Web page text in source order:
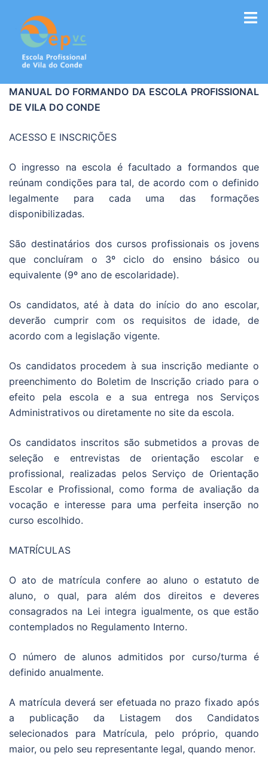
conteúdo
MANUAL DO FORMANDO DA ESCOLA PROFISSIONAL
DE VILA DO CONDE
ACESSO E INSCRIÇÕES
O ingresso na escola é facultado a formandos que
reúnam condições para tal, de acordo com o definido
legalmente para cada uma das formações
disponibilizadas.
São destinatários dos cursos profissionais os jovens
que concluíram o 3º ciclo do ensino básico ou
equivalente (9º ano de escolaridade).
Os candidatos, até à data do início do ano escolar,
deverão cumprir com os requisitos de idade, de
acordo com a legislação vigente.
Os candidatos procedem à sua inscrição mediante o
preenchimento do Boletim de Inscrição criado para o
efeito pela escola e a sua entrega nos Serviços
Administrativos ou diretamente no site da escola.
Os candidatos inscritos são submetidos a provas de
seleção e entrevistas de orientação escolar e
profissional, realizadas pelos Serviço de Orientação
Escolar e Profissional, como forma de avaliação da
vocação e interesse para uma perfeita inserção no
curso escolhido.
MATRÍCULAS
O ato de matrícula confere ao aluno o estatuto de
aluno, o qual, para além dos direitos e deveres
consagrados na Lei integra igualmente, os que estão
contemplados no Regulamento Interno.
O número de alunos admitidos por curso/turma é
definido anualmente.
A matrícula deverá ser efetuada no prazo fixado após
a publicação da Listagem dos Candidatos
selecionados para Matrícula, pelo próprio, quando
maior, ou pelo seu representante legal, quando menor.